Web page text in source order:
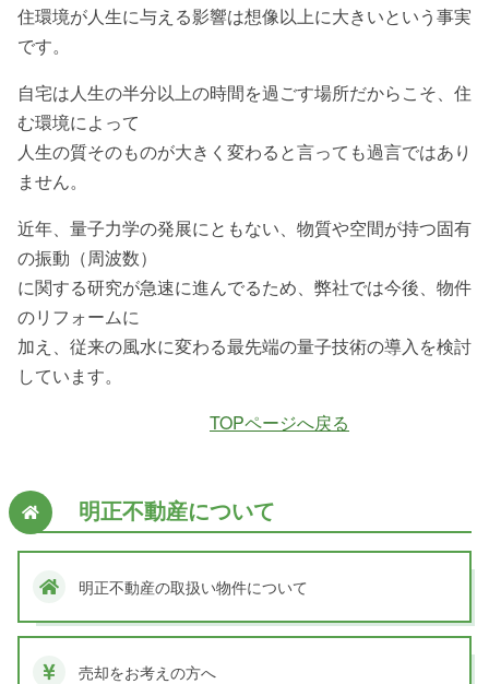
住環境が人生に与える影響は想像以上に大きいという事実
です。
自宅は人生の半分以上の時間を過ごす場所だからこそ、住
む環境によって
人生の質そのものが大きく変わると言っても過言ではあり
ません。
近年、量子力学の発展にともない、物質や空間が持つ固有
の振動（周波数）
に関する研究が急速に進んでるため、弊社では今後、物件
のリフォームに
加え、従来の風水に変わる最先端の量子技術の導入を検討
しています。
TOPページへ戻る
明正不動産について
明正不動産の取扱い物件について
売却をお考えの方へ